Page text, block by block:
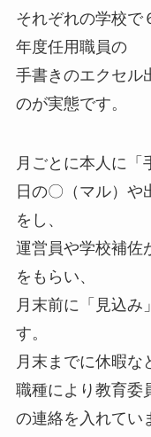
それぞれの学校で
年度任用職員の
手書きのエクセル
のが実態です。
月ごとに本人に「
日の〇（マル）や
をし、
運営員や学校補佐
をもらい、
月末前に「見込み
す。
月末までに休暇な
職種により教育委
の連絡を入れてい